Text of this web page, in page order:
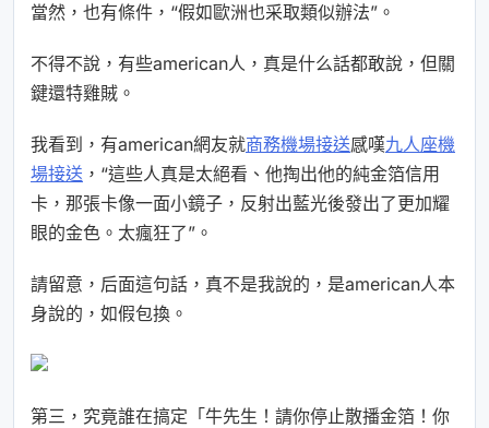
當然，也有條件，“假如歐洲也采取類似辦法”。
不得不說，有些american人，真是什么話都敢說，但關
鍵還特雞賊。
我看到，有american網友就商務機場接送感嘆九人座機
場接送 ，“這些人真是太絕看、他掏出他的純金箔信用
卡，那張卡像一面小鏡子，反射出藍光後發出了更加耀
眼的金色。太瘋狂了”。
請留意，后面這句話，真不是我說的，是american人本
身說的，如假包換。
第三，究竟誰在搞定「牛先生！請你停止散播金箔！你